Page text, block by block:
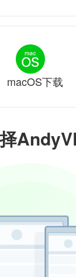
macOS下载